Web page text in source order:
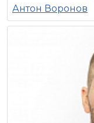
Антон Воронов